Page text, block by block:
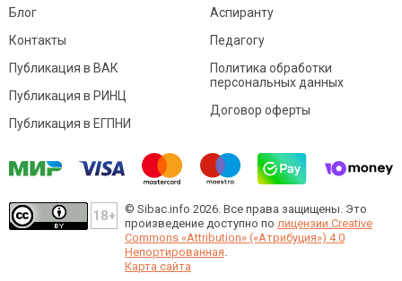
Блог
Контакты
Аспиранту
Педагогу
Публикация в ВАК
Публикация в РИНЦ
Публикация в ЕГПНИ
Политика обработки
персональных данных
Договор оферты
© Sibac.info 2026. Все права защищены. Это
произведение доступно по лицензии Creative
Commons «Attribution» («Атрибуция») 4.0
Непортированная.
Карта сайта